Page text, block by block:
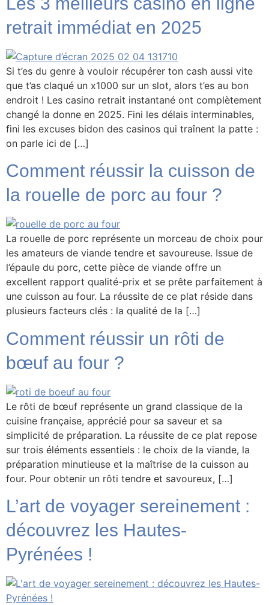
retrait immédiat en 2025
Si t’es du genre à vouloir récupérer ton cash aussi vite
que t’as claqué un x1000 sur un slot, alors t’es au bon
endroit ! Les casino retrait instantané ont complètement
changé la donne en 2025. Fini les délais interminables,
fini les excuses bidon des casinos qui traînent la patte :
on parle ici de […]
Comment réussir la cuisson de
la rouelle de porc au four ?
La rouelle de porc représente un morceau de choix pour
les amateurs de viande tendre et savoureuse. Issue de
l’épaule du porc, cette pièce de viande offre un
excellent rapport qualité-prix et se prête parfaitement à
une cuisson au four. La réussite de ce plat réside dans
plusieurs facteurs clés : la qualité de la […]
Comment réussir un rôti de
bœuf au four ?
Le rôti de bœuf représente un grand classique de la
cuisine française, apprécié pour sa saveur et sa
simplicité de préparation. La réussite de ce plat repose
sur trois éléments essentiels : le choix de la viande, la
préparation minutieuse et la maîtrise de la cuisson au
four. Pour obtenir un rôti tendre et savoureux, […]
L’art de voyager sereinement :
découvrez les Hautes-
Pyrénées !